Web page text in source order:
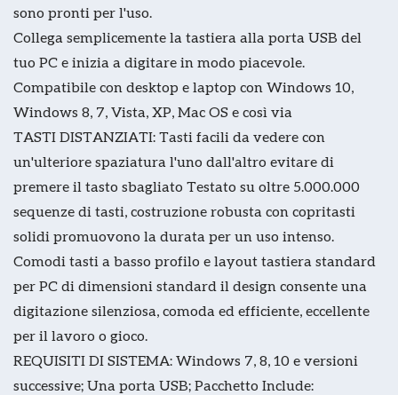
sono pronti per l'uso.
Collega semplicemente la tastiera alla porta USB del
tuo PC e inizia a digitare in modo piacevole.
Compatibile con desktop e laptop con Windows 10,
Windows 8, 7, Vista, XP, Mac OS e così via
TASTI DISTANZIATI: Tasti facili da vedere con
un'ulteriore spaziatura l'uno dall'altro evitare di
premere il tasto sbagliato Testato su oltre 5.000.000
sequenze di tasti, costruzione robusta con copritasti
solidi promuovono la durata per un uso intenso.
Comodi tasti a basso profilo e layout tastiera standard
per PC di dimensioni standard il design consente una
digitazione silenziosa, comoda ed efficiente, eccellente
per il lavoro o gioco.
REQUISITI DI SISTEMA: Windows 7, 8, 10 e versioni
successive; Una porta USB; Pacchetto Include: